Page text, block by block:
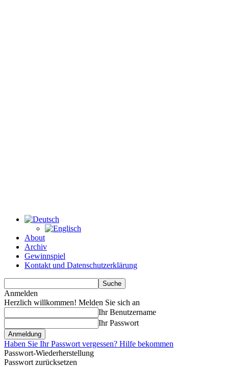
About
Archiv
Gewinnspiel
Kontakt und Datenschutzerklärung
Anmelden
Herzlich willkommen! Melden Sie sich an
Ihr Benutzername
Ihr Passwort
Haben Sie Ihr Passwort vergessen? Hilfe bekommen
Passwort-Wiederherstellung
Passwort zurücksetzen